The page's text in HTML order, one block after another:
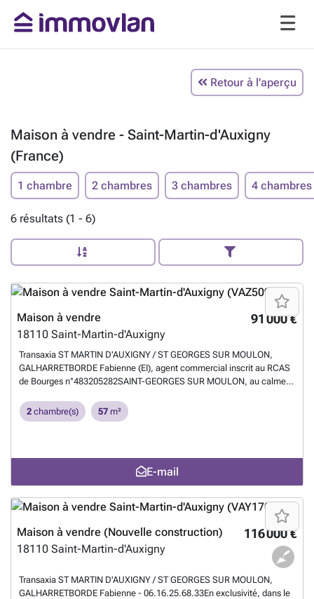
Retour à l'aperçu
Maison à vendre - Saint-Martin-d'Auxigny
(France)
1 chambre 2 chambres 3 chambres 4 chambres
6 résultats (1 - 6)
91 000 €
Maison à vendre
18110 Saint-Martin-d'Auxigny
Transaxia ST MARTIN D'AUXIGNY / ST GEORGES SUR MOULON,
GALHARRETBORDE Fabienne (EI), agent commercial inscrit au RCAS
de Bourges n°483205282SAINT-GEORGES SUR MOULON, au calme,
implantée sur 990m² de terrain, composée d'une cuisine, d'un
salon/séjour, de deux chambres, d'une salle de douche, d'un wc et de
normes. Tel: ###En savoir plus ?
2 chambre(s) 57 m²
E-mail
116 000 €
Maison à vendre (Nouvelle construction)
18110 Saint-Martin-d'Auxigny
Transaxia ST MARTIN D'AUXIGNY / ST GEORGES SUR MOULON,
GALHARRETBORDE Fabienne - 06.16.25.68.33En exclusivité, dans le